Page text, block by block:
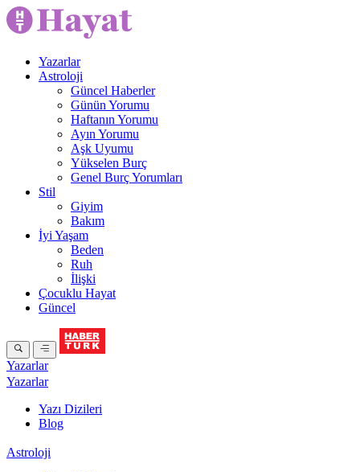
Yazarlar
Astroloji
Güncel Haberler
Günün Yorumu
Haftanın Yorumu
Ayın Yorumu
Aşk Uyumu
Yükselen Burç
Genel Burç Yorumları
Stil
Giyim
Bakım
İyi Yaşam
Beden
Ruh
İlişki
Çocuklu Hayat
Güncel
Yazarlar
Yazarlar
Yazı Dizileri
Blog
Astroloji